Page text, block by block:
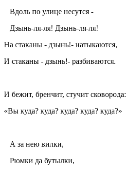
Вдоль по улице несутся -
Дзынь-ля-ля! Дзынь-ля-ля!
На стаканы - дзынь!- натыкаются,
И стаканы - дзынь!- разбиваются.
И бежит, бренчит, стучит сковорода:
«Вы куда? куда? куда? куда? куда?»
А за нею вилки,
Рюмки да бутылки,